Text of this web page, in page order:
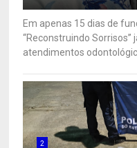
Em apenas 15 dias de
“Reconstruindo Sorrisos”
atendimentos
2